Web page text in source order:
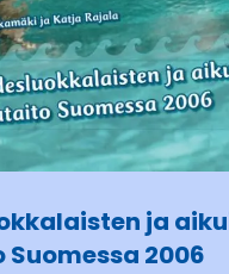
ja
2006